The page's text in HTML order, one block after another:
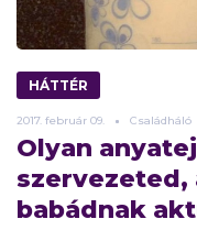
HÁTTÉR
2017. február 09. Családháló
Olyan
szervezeted,
babádnak